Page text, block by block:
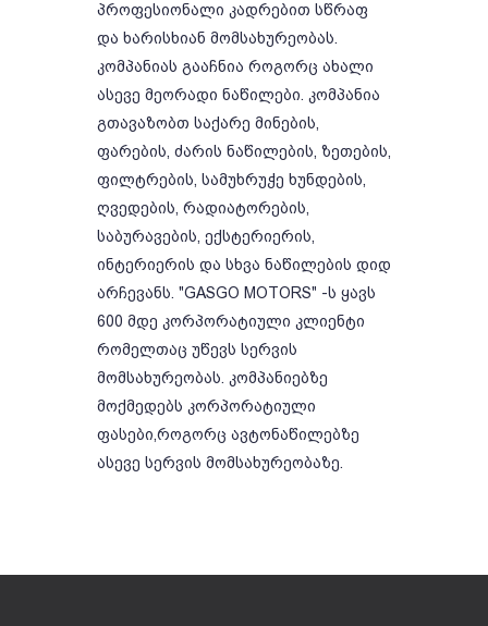
პროფესიონალი კადრებით სწრაფ
და ხარისხიან მომსახურეობას.
კომპანიას გააჩნია როგორც ახალი
ასევე მეორადი ნაწილები. კომპანია
გთავაზობთ საქარე მინების,
ფარების, ძარის ნაწილების, ზეთების,
ფილტრების, სამუხრუჭე ხუნდების,
ღვედების, რადიატორების,
საბურავების, ექსტერიერის,
ინტერიერის და სხვა ნაწილების დიდ
არჩევანს. "GASGO MOTORS" -ს ყავს
600 მდე კორპორატიული კლიენტი
რომელთაც უწევს სერვის
მომსახურეობას. კომპანიებზე
მოქმედებს კორპორატიული
ფასები,როგორც ავტონაწილებზე
ასევე სერვის მომსახურეობაზე.